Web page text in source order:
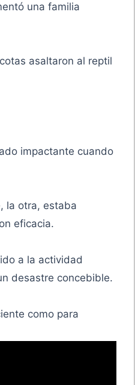
una familia
asaltaron al reptil
impactante cuando
la otra, estaba
eficacia.
a la actividad
desastre concebible.
como para